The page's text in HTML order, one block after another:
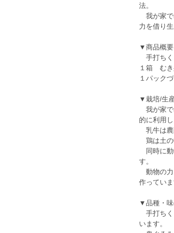
法。
我が家で
力を借り
▼商品概要
手打ち
１箱 むき
１パック
▼栽培/生
我が家で
的に利用
乳牛は農
鶏は土の
同時に動
す。
動物の力
作っていま
▼品種・
手打ちく
います。